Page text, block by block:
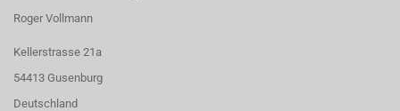
Roger Vollmann
Kellerstrasse 21a
54413 Gusenburg
Deutschland